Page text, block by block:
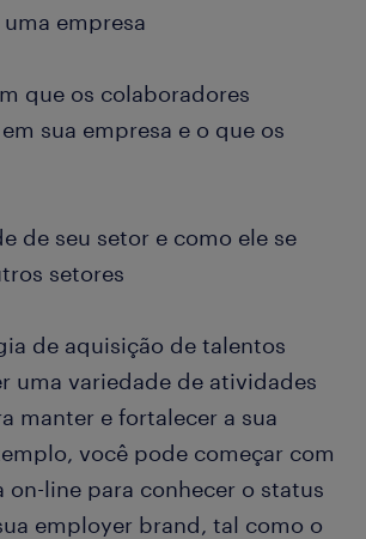
empresa
que os colaboradores
sua empresa e o que os
de seu setor e como ele se
setores
de aquisição de talentos
uma variedade de atividades
manter e fortalecer a sua
você pode começar com
on-line para conhecer o status
employer brand, tal como o